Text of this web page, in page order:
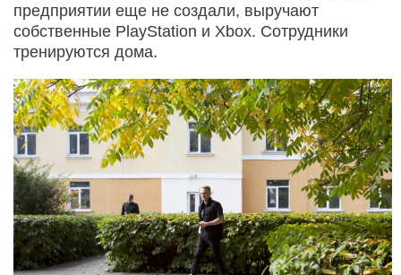
предприятии еще не создали, выручают
собственные PlayStation и Xbox. Сотрудники
тренируются дома.